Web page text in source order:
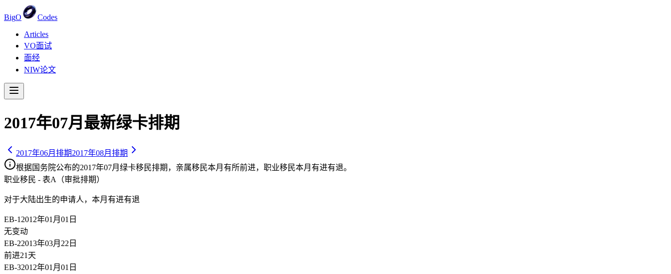
BigO
Codes
Articles
VO面试
面经
NIW论文
2017年07月最新绿卡排期
2017年06月排期2017年08月排期
根据国务院公布的2017年07月绿卡移民排期，亲属移民本月有所前进，职业移民本月有进有退。
职业移民 - 表A（审批排期）
对于大陆出生的申请人， 本月有进有退
EB-1 2012年01月01日
无变动
EB-22013年03月22日
前进21天
EB-32012年01月01日